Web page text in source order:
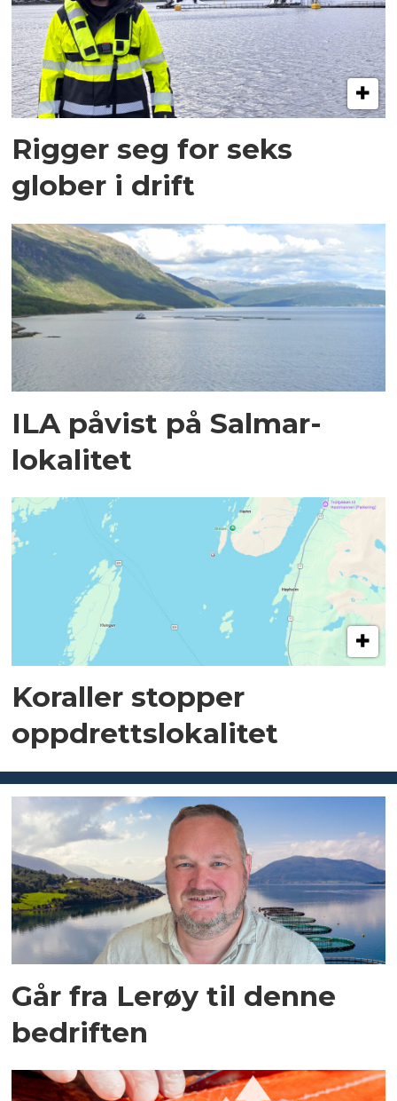
Rigger seg for seks
glober i drift
ILA påvist på Salmar-
lokalitet
Koraller stopper
oppdrettslokalitet
Går fra Lerøy til denne
bedriften